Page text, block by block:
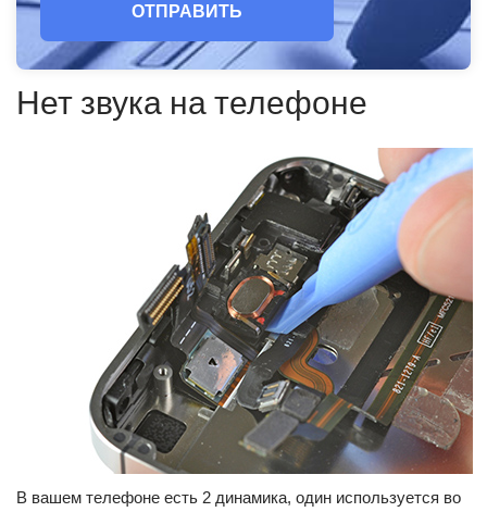
ОТПРАВИТЬ
Нет звука на телефоне
В вашем телефоне есть 2 динамика, один используется во